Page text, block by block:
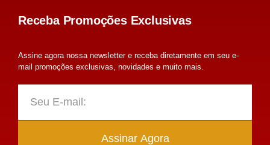
Receba Promoções Exclusivas
Assine agora nossa newsletter e receba diretamente em seu e-
mail promoções exclusivas, novidades e muito mais.
Assinar Agora